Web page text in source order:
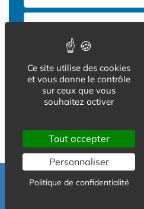
Envoyer
En cliquant sur le bouton ENVOYER
ou téléphone par les opérateurs de
Conditions
INVESTIR EN
SENIOR
UN SEJOUR
Besoin
Ce site utilise des cookies
et vous donne le contrôle
sur ceux que vous
souhaitez activer
Tout accepter
Personnaliser
Politique de confidentialité